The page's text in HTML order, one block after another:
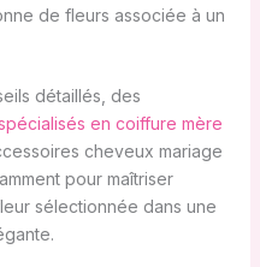
de fleurs associée à un
détaillés, des
en coiffure mère
cheveux mariage
pour maîtriser
sélectionnée dans une